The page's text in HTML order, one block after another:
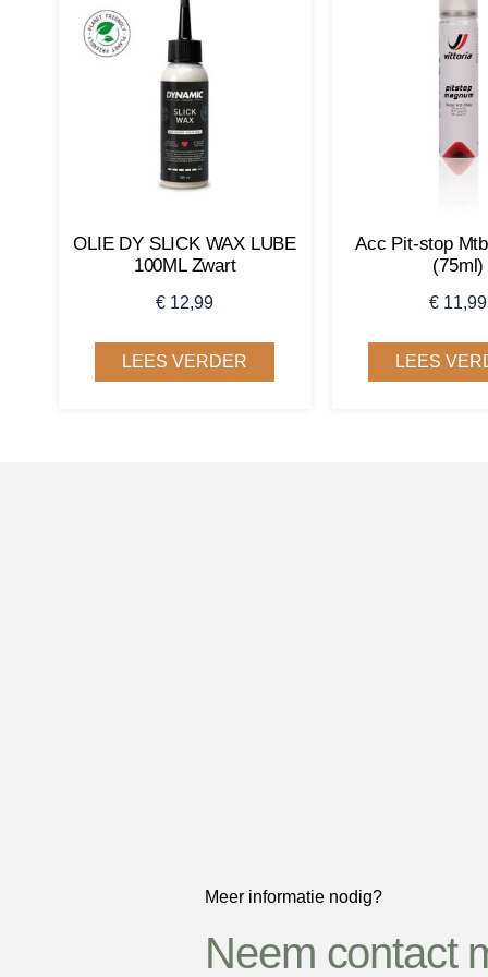
OLIE DY SLICK WAX LUBE
100ML Zwart
€ 12,99
LEES VERDER
Acc Pit-stop
(75ml)
€ 11,99
LEES
Meer informatie nodig?
Neem contact